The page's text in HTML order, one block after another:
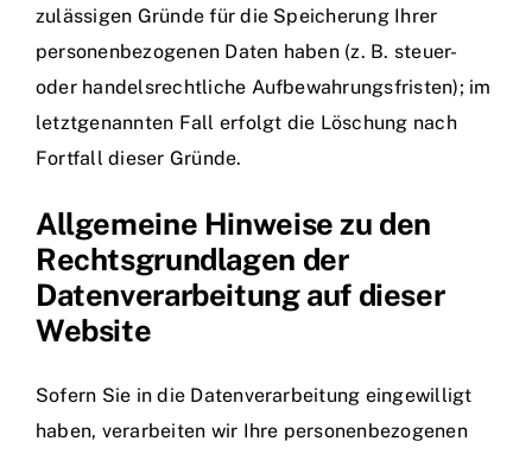
zulässigen Gründe für die Speicherung Ihrer
personenbezogenen Daten haben (z. B. steuer-
oder handelsrechtliche Aufbewahrungsfristen); im
letztgenannten Fall erfolgt die Löschung nach
Fortfall dieser Gründe.
Allgemeine Hinweise zu den
Rechtsgrundlagen der
Datenverarbeitung auf dieser
Website
Sofern Sie in die Datenverarbeitung eingewilligt
haben, verarbeiten wir Ihre personenbezogenen